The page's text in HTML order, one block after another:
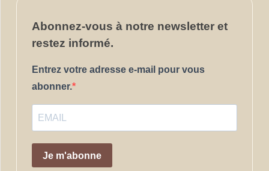
Abonnez-vous à notre newsletter et
restez informé.
Entrez votre adresse e-mail pour vous
abonner.
Je m'abonne